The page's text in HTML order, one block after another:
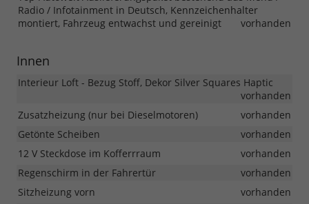
Radio / Infotainment in Deutsch, Kennzeichenhalter
montiert, Fahrzeug entwachst und gereinigt
vorhanden
Innen
Interieur Loft - Bezug Stoff, Dekor Silver Squares Haptic
vorhanden
Zusatzheizung (nur bei Dieselmotoren)
vorhanden
Getönte Scheiben
vorhanden
12 V Steckdose im Kofferrraum
vorhanden
Regenschirm in der Fahrertür
vorhanden
Sitzheizung vorn
vorhanden